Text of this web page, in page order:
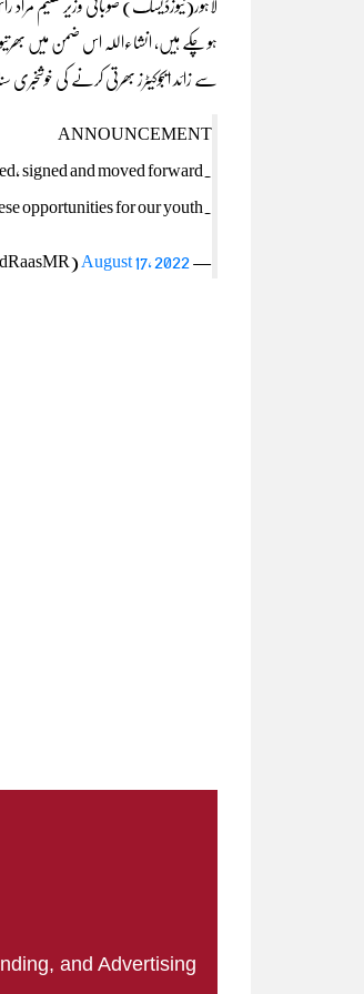
سے زائد ایجوکیٹرز بھرتی کرنے کی خوشخبری
ANNOUNCEMENT
signed and moved forward.
opportunities for our youth.
— Murad Raas (@MuradRaasMR)
August 17, 2022
and Advertising